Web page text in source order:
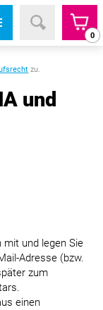
0
zu.
und
mit und legen Sie
Adresse (bzw.
zum
einen